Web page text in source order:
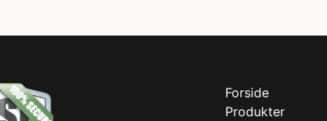
Forside
Produkter